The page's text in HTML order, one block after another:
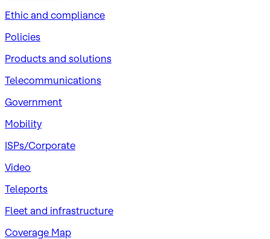
​Ethic and compliance
Policies
Products and solutions
Telecommunications
Government
Mobility
ISPs/Corporate
Video
Teleports
Fleet and infrastructure
Coverage Map